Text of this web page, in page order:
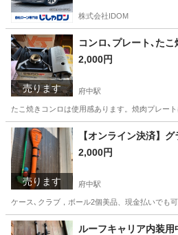
株式会社IDOM
売ります
コンロ､プレート､た
2,000円
府中駅
たこ焼きコンロは使用感あります。焼肉プレー
広島 府中市 府中駅 調理器具
売ります
【オンライン決済】
2,000円
府中駅
ケース､クラブ，ボール2個美品、現金払いでも可
広島 府中市 その他
ルーフキャリア内装用